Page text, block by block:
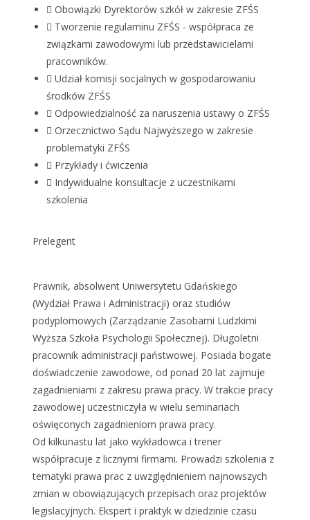
Obowiązki Dyrektorów szkół w zakresie ZFŚS
Tworzenie regulaminu ZFŚS - współpraca ze
związkami zawodowymi lub przedstawicielami
pracowników.
Udział komisji socjalnych w gospodarowaniu
środków ZFŚS
Odpowiedzialność za naruszenia ustawy o ZFŚS
Orzecznictwo Sądu Najwyższego w zakresie
problematyki ZFŚS
Przykłady i ćwiczenia
Indywidualne konsultacje z uczestnikami
szkolenia
Prelegent
Prawnik, absolwent Uniwersytetu Gdańskiego
(Wydział Prawa i Administracji) oraz studiów
podyplomowych (Zarządzanie Zasobami Ludzkimi
Wyższa Szkoła Psychologii Społecznej). Długoletni
pracownik administracji państwowej. Posiada bogate
doświadczenie zawodowe, od ponad 20 lat zajmuje
zagadnieniami z zakresu prawa pracy. W trakcie pracy
zawodowej uczestniczyła w wielu seminariach
oświęconych zagadnieniom prawa pracy.
Od kilkunastu lat jako wykładowca i trener
współpracuje z licznymi firmami. Prowadzi szkolenia z
tematyki prawa prac z uwzględnieniem najnowszych
zmian w obowiązujących przepisach oraz projektów
legislacyjnych. Ekspert i praktyk w dziedzinie czasu